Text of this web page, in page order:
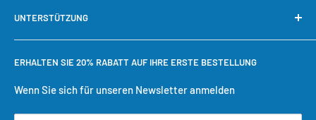
Warum bei Cool Toner kaufen?
Schnelle Nachbestellung
Bestellung verfolgen
Einkaufswagen
Benutzerkonto erstellen
UNTERSTÜTZUNG
Benötigen Sie Hilfe?
Versandbedingungen
Rückgaberecht
ERHALTEN SIE 20% RABATT AUF IHRE ERSTE BESTELLUNG
Wenn Sie sich für unseren Newsletter anmelden